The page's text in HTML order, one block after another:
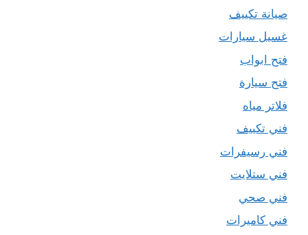
صيانة تكييف
غسيل سيارات
فتح ابواب
فتح سيارة
فلاتر مياه
فني تكييف
فني رسيفرات
فني ستلايت
فني صحي
فني كاميرات